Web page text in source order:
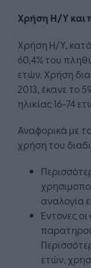
Χρήση Η/Υ και
Χρήση Η/Υ, κατά
60,4% του
ετών. Χρήση
2013, έκανε το
ηλικίας 16-74
Αναφορικά με
χρήση του
αναλογία
Έντονες
ετών,